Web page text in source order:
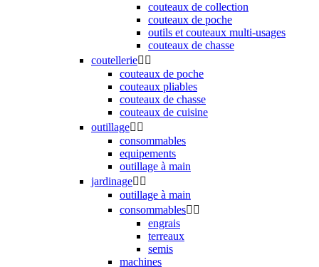
couteaux de collection
couteaux de poche
outils et couteaux multi-usages
couteaux de chasse
coutellerie 
couteaux de poche
couteaux pliables
couteaux de chasse
couteaux de cuisine
outillage 
consommables
equipements
outillage à main
jardinage 
outillage à main
consommables 
engrais
terreaux
semis
machines